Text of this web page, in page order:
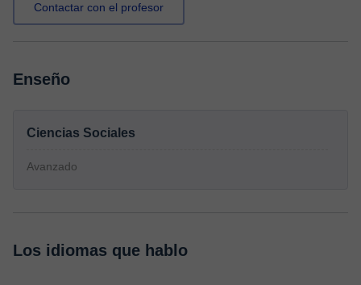
Contactar con el profesor
Enseño
Ciencias Sociales
Avanzado
Los idiomas que hablo